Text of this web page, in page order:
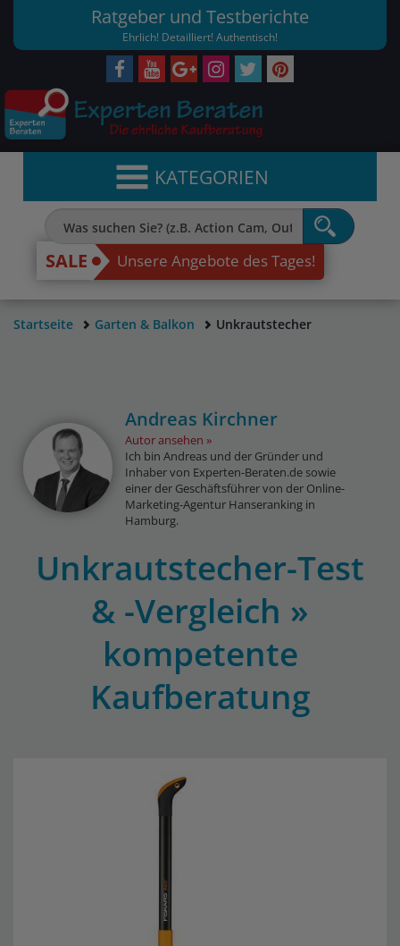
Ratgeber und Testberichte
Ehrlich! Detailliert! Authentisch!
KATEGORIEN
SALE Unsere Angebote des Tages!
Startseite Garten & Balkon Unkrautstecher
Andreas Kirchner
Autor ansehen
Ich bin Andreas und der Gründer und
Inhaber von Experten-Beraten.de sowie
einer der Geschäftsführer von der Online-
Marketing-Agentur Hanseranking in
Hamburg.
Unkrautstecher-Test
& -Vergleich »
kompetente
Kaufberatung